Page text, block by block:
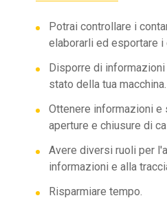
Potrai controllare i
elaborarli ed esportare i
Disporre di
stato della tua macchina.
Ottenere informazioni
aperture e chiusure di
Avere diversi ruoli per
informazioni e alla
Risparmiare tempo.